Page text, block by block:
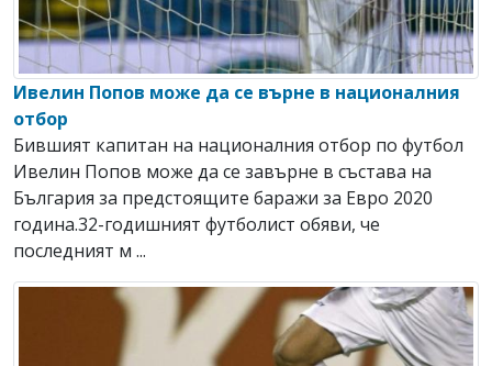
Ивелин Попов може да се върне в националния
отбор
Бившият капитан на националния отбор по футбол
Ивелин Попов може да се завърне в състава на
България за предстоящите баражи за Евро 2020
година.32-годишният футболист обяви, че
последният м ...